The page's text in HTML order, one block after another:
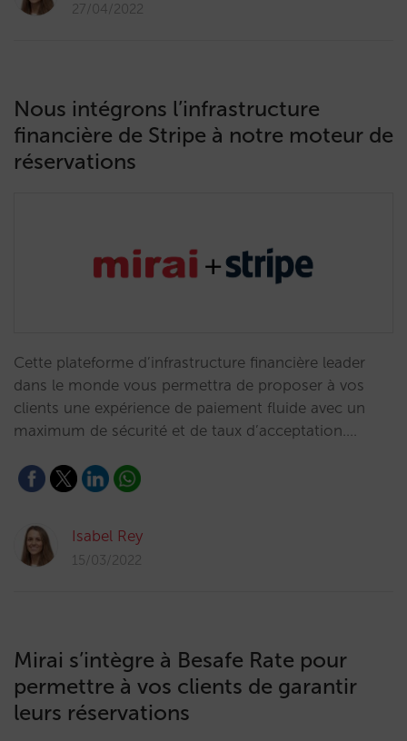
27/04/2022
Nous intégrons l’infrastructure
financière de Stripe à notre moteur de
réservations
Cette plateforme d’infrastructure financière leader
dans le monde vous permettra de proposer à vos
clients une expérience de paiement fluide avec un
maximum de sécurité et de taux d’acceptation.…
Isabel Rey
15/03/2022
Mirai s’intègre à Besafe Rate pour
permettre à vos clients de garantir
leurs réservations